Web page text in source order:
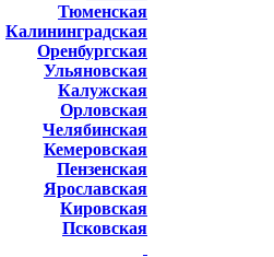
Тюменская
Калининградская
Оренбургская
Ульяновская
Калужская
Орловская
Челябинская
Кемеровская
Пензенская
Ярославская
Кировская
Псковская